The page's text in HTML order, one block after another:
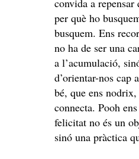
convida a repensar
per què ho
busquem. Ens
no ha de ser una
a l’acumulació,
d’orientar-nos cap
bé, que ens nodrix,
connecta. Pooh
felicitat no és un
sinó una pràctica